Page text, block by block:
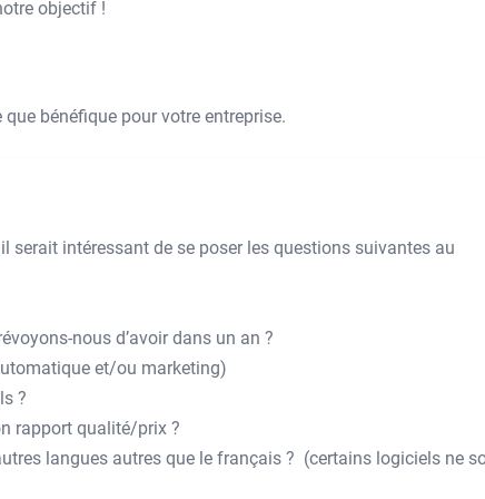
objectif !
bénéfique pour votre entreprise.
serait intéressant de se poser les questions suivantes au
nous d’avoir dans un an ?
et/ou marketing)
?
rapport qualité/prix ?
langues autres que le français ? (certains logiciels ne